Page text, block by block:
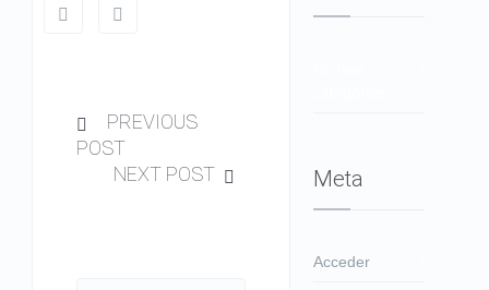
PREVIOUS
POST
NEXT POST
Meta
Acceder